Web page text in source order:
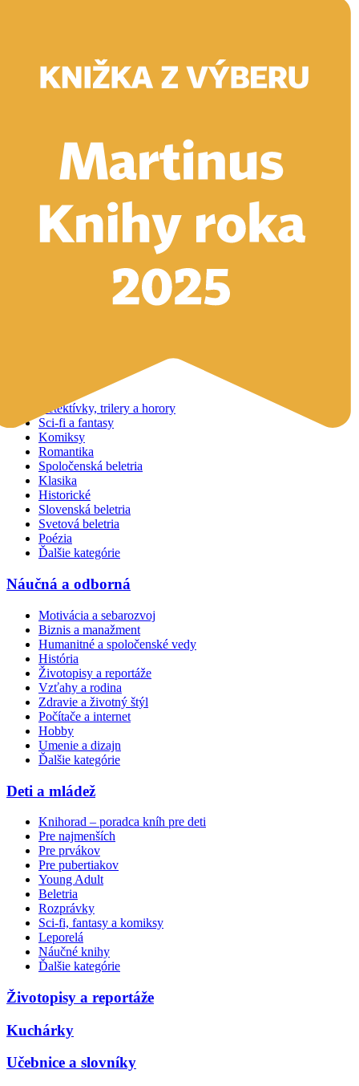
Vyhľadávanie
Vyhľadávanie
Detektívky, trilery a horory
Sci-fi a fantasy
Komiksy
Romantika
Spoločenská beletria
Klasika
Historické
Slovenská beletria
Svetová beletria
Poézia
Ďalšie kategórie
Náučná a odborná
Motivácia a sebarozvoj
Biznis a manažment
Humanitné a spoločenské vedy
História
Životopisy a reportáže
Vzťahy a rodina
Zdravie a životný štýl
Počítače a internet
Hobby
Umenie a dizajn
Ďalšie kategórie
Deti a mládež
Knihorad – poradca kníh pre deti
Pre najmenších
Pre prvákov
Pre pubertiakov
Young Adult
Beletria
Rozprávky
Sci-fi, fantasy a komiksy
Leporelá
Náučné knihy
Ďalšie kategórie
Životopisy a reportáže
Kuchárky
Učebnice a slovníky